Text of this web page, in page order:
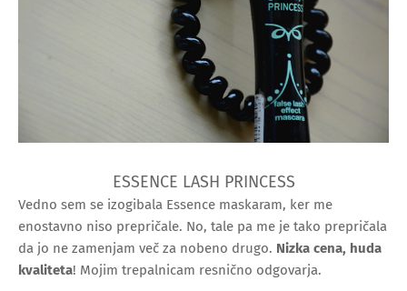
ESSENCE LASH PRINCESS
Vedno sem se izogibala Essence maskaram, ker me
enostavno niso prepričale. No, tale pa me je tako prepričala
da jo ne zamenjam več za nobeno drugo. Nizka cena, huda
kvaliteta! Mojim trepalnicam resnično odgovarja.